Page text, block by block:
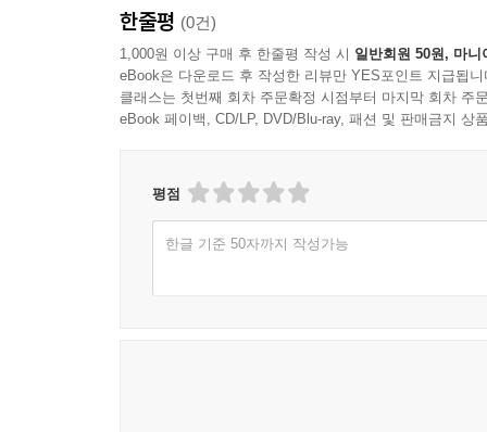
한줄평 (0건)
1,000원 이상 구매 후 한줄평 작성 시 일반회원 50원, 마니
eBook은 다운로드 후 작성한 리뷰만 YES포인트 지급됩니
클래스는 첫번째 회차 주문확정 시점부터 마지막 회차 주
eBook 페이백, CD/LP, DVD/Blu-ray, 패션 및 판매금지 상
평점
한글 기준 50자까지 작성가능